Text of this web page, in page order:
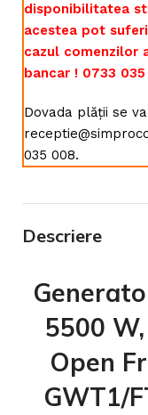
disponibilitatea
acestea pot
cazul comenzilor
bancar ! 0733
Dovada plății se
035 008.
Descriere
5500
Open
GWT1/